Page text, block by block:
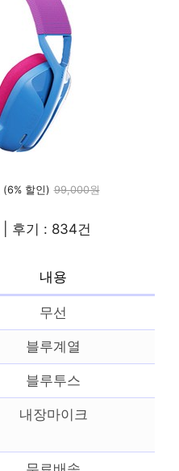
(6% 할인) 99,000원
후기 : 834건
내용
무선
블루계열
블루투스
내장마이크